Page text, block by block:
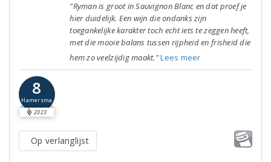
"Ryman is groot in Sauvignon Blanc en dat proef je
hier duidelijk. Een wijn die ondanks zijn
toegankelijke karakter toch echt iets te zeggen heeft,
met die mooie balans tussen rijpheid en frisheid die
hem zo veelzijdig maakt."Lees meer
8
Hamersma
2023
Op verlanglijst